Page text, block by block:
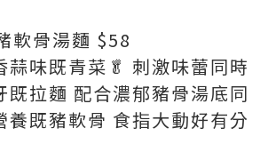
軟骨湯麵 $58
蒜味既青菜🥬 刺激味蕾同時
既拉麵 配合濃郁豬骨湯底同
養既豬軟骨 食指大動好有分